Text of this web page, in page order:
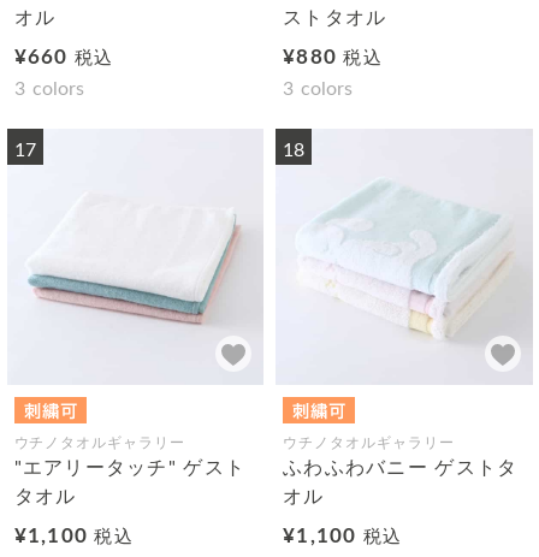
オル
¥660 税込
3 colors
ストタオル
¥880税込
3 colors
17
ウチノタオルギャラリー
"エアリータッチ" ゲスト
タオル
¥1,100税込
18
ウチノタオルギャラリー
ふわふわバニー ゲストタ
オル
¥1,100 税込